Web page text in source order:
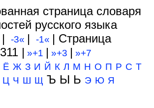
| -3« | -1« | Cтраница
311 | »+1 | »+3 | »+7
Ё Ж З И Й К Л М Н О П Р С Т
Ц Ч Ш Щ Ъ Ы Ь Э Ю Я